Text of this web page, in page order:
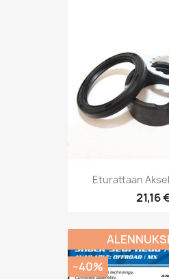
Eturattaan
21,16
−40%